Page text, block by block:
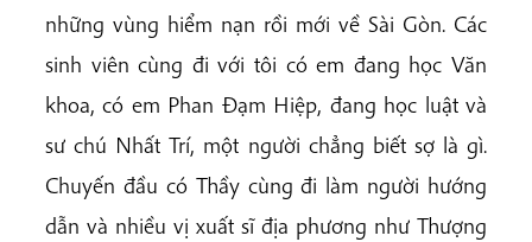
những vùng hiểm nạn rồi mới về Sài Gòn. Các
sinh viên cùng đi với tôi có em đang học Văn
khoa, có em Phan Đạm Hiệp, đang học luật và
sư chú Nhất Trí, một người chẳng biết sợ là gì.
Chuyến đầu có Thầy cùng đi làm người hướng
dẫn và nhiều vị xuất sĩ địa phương như Thượng